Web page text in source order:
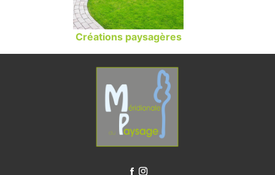
Créations paysagères